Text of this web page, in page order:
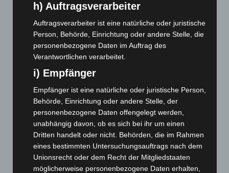
April 2025(88)
März 2025(111)
Februar 2025(96)
Januar 2025
(88)
Dezember 2024(89)
Oktober 2024 (93)
September 2024(112)
August 2024(107)
Juli 2024(89)
Juni 2024(107)
h) Auftragsverarbeiter
Auftragsverarbeiter ist eine natürliche oder juristische
Person, Behörde, Einrichtung oder andere Stelle, die
personenbezogene Daten im Auftrag des
Verantwortlichen verarbeitet.
i) Empfänger
Empfänger ist eine natürliche oder juristische Person,
Behörde, Einrichtung oder andere Stelle, der
personenbezogene Daten offengelegt werden,
unabhängig davon, ob es sich bei ihr um einen
Dritten handelt oder nicht. Behörden, die im Rahmen
eines bestimmten Untersuchungsauftrags nach dem
Unionsrecht oder dem Recht der Mitgliedstaaten
möglicherweise personenbezogene Daten erhalten,